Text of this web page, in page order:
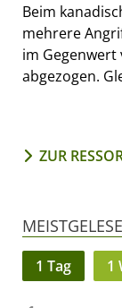
Beim
mehrere
im Gegenwert
abgezogen.
ZUR
1 Tag 1